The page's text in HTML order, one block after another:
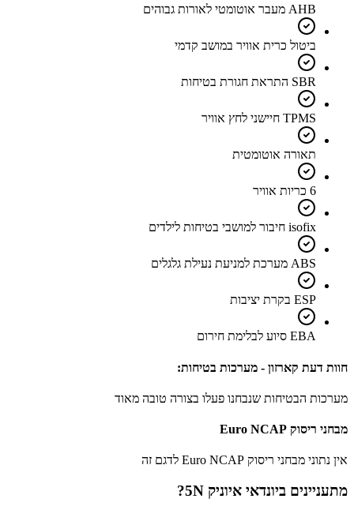
AHB מעבר אוטומטי לאורות גבוהים
ביטול כרית אוויר במושב קדמי
SBR התראת חגורת בטיחות
TPMS חיישני לחץ אוויר
תאורה אוטומטית
6 כריות אוויר
isofix חיבור למושבי בטיחות לילדים
ABS מערכת למניעת נעילת גלגלים
ESP בקרת יציבות
EBA סיוע לבלימת חירום
חוות דעת קארזון - מערכות בטיחות:
מערכות הבטיחות שנבחנו פעלו בצורה טובה מאוד
מבחני ריסוק Euro NCAP
אין נתוני מבחני ריסוק Euro NCAP לדגם זה
מתעניינים ביונדאי איוניק 5N ?